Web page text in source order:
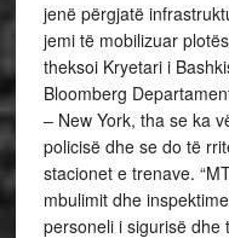
jenë përgjatë
jemi të mobilizuar
theksoi Kryetari i
Bloomberg
– New York, tha se ka
policisë dhe se do të
stacionet e trenave.
mbulimit dhe
personeli i sigurisë dhe